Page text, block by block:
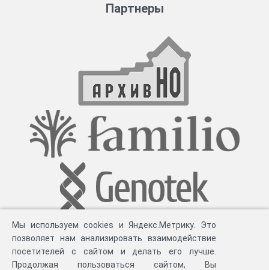
Партнеры
Мы используем cookies и Яндекс.Метрику. Это
позволяет нам анализировать взаимодействие
посетителей с сайтом и делать его лучше.
Продолжая пользоваться сайтом, Вы